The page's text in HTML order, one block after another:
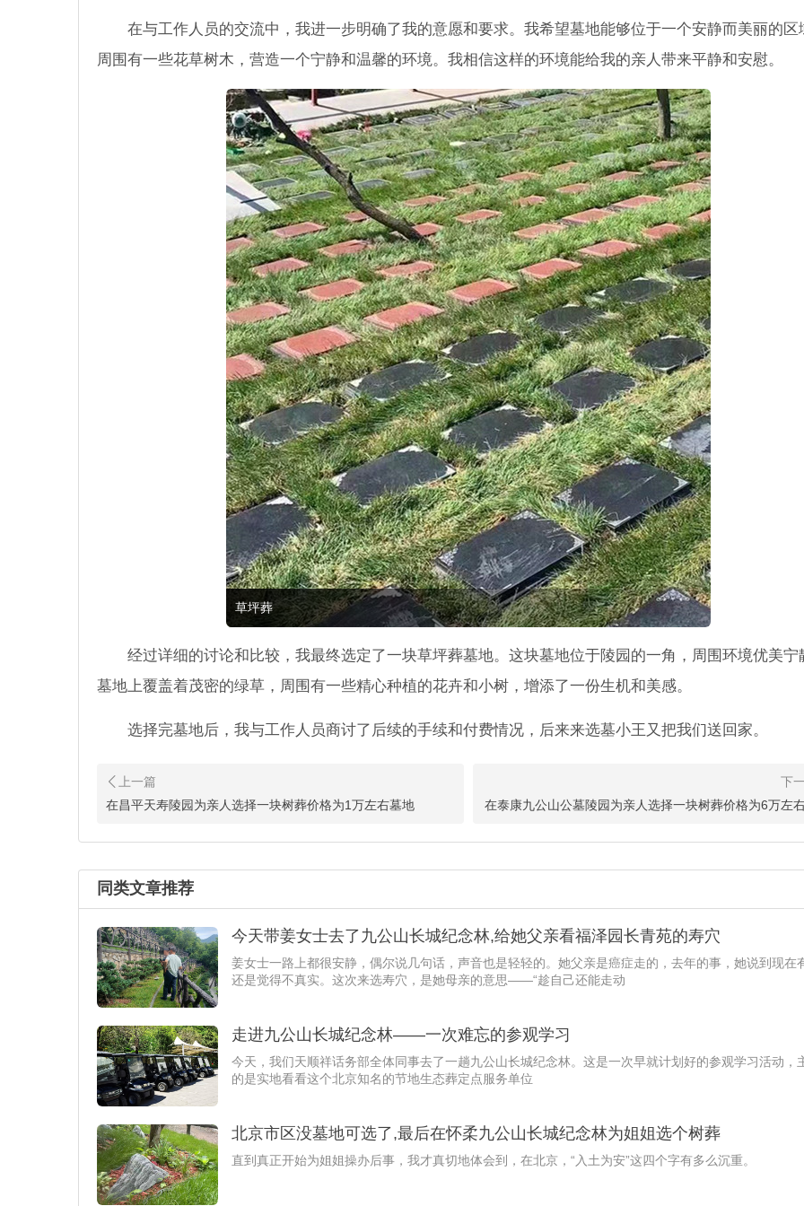
在与工作人员的交流中，我进一步明确了我的意愿和要求。我希望墓地能够位于一个安静而美丽的区
周围有一些花草树木，营造一个宁静和温馨的环境。我相信这样的环境能给我的亲人带来平静和安慰。
草坪葬
经过详细的讨论和比较，我最终选定了一块草坪葬墓地。这块墓地位于陵园的一角，周围环境优美宁
墓地上覆盖着茂密的绿草，周围有一些精心种植的花卉和小树，增添了一份生机和美感。
选择完墓地后，我与工作人员商讨了后续的手续和付费情况，后来来选墓小王又把我们送回家。
在昌平天寿陵园为亲人选择一块树葬价格为1万左右墓地 在泰康九公山公墓陵园为亲人选择一块树葬价格为6万左
同类文章推荐
今天带姜女士去了九公山长城纪念林,给她父亲看福泽园长青苑的寿穴
姜女士一路上都很安静，偶尔说几句话，声音也是轻轻的。她父亲是癌症走的，去年的事，她说到现在
还是觉得不真实。这次来选寿穴，是她母亲的意思——“趁自己还能走动
走进九公山长城纪念林——一次难忘的参观学习
今天，我们天顺祥话务部全体同事去了一趟九公山长城纪念林。这是一次早就计划好的参观学习活动，
的是实地看看这个北京知名的节地生态葬定点服务单位
北京市区没墓地可选了,最后在怀柔九公山长城纪念林为姐姐选个树葬
直到真正开始为姐姐操办后事，我才真切地体会到，在北京，“入土为安”这四个字有多么沉重。